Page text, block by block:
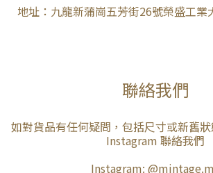
地址：九龍新蒲崗五芳街26號榮盛工業
聯絡我們
如對貨品有任何疑問，包括尺寸或新舊
Instagram 聯絡我們
Instagram: